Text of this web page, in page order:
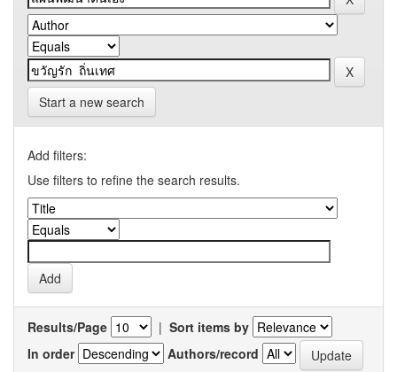
Start a new search
Add filters:
Use filters to refine the search results.
Results/Page | Sort items by
In order
Authors/record